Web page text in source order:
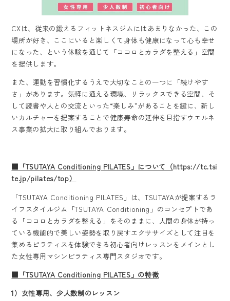
CXは、従来の鍛えるフィットネスジムにはあまりなかった、この
場所が好き、ここにいると楽しくて身体も健康になって心も幸せ
になった、という体験を通じて「ココロとカラダを整える」空間
を提供します。
また、運動を習慣化するうえで大切なことの一つに「続けやす
さ」があります。気軽に通える環境、リラックスできる空間、そ
して読書や人との交流といった“楽しみ”があることを鍵に、新し
いカルチャーを提案することで健康寿命の延伸を目指すウエルネ
ス事業の拡大に取り組んでおります。
■ 「TSUTAYA Conditioning PILATES」について（https://tc.tsi
te.jp/pilates/top）
「TSUTAYA Conditioning PILATES」は、TSUTAYAが提案するラ
イフスタイルジム「TSUTAYA Conditioning」のコンセプトであ
る「ココロとカラダを整える」をそのままに、人間の身体が持っ
ている機能的で美しい姿勢を取り戻すエクササイズとして注目を
集めるピラティスを体験できる初心者向けレッスンをメインとし
た女性専用マシンピラティス専門スタジオです。
■「TSUTAYA Conditioning PILATES」の特徴
1）女性専用、少人数制のレッスン